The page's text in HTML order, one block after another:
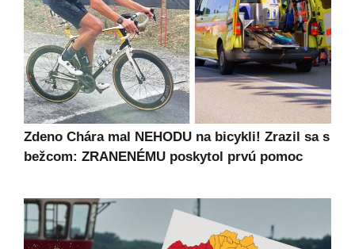
Zdeno Chára mal NEHODU na bicykli! Zrazil sa s
bežcom: ZRANENÉMU poskytol prvú pomoc